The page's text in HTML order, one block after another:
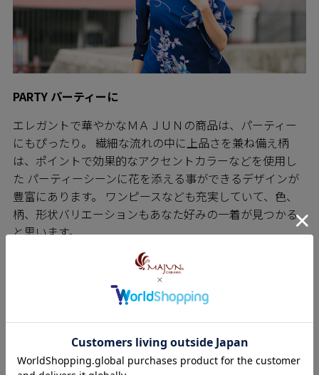
PARTY パーティーに
エレガントで華やかなＭＡＪＵＮの商品は、パーティー
にもぴったり。 繊細な流れの中に上品さを兼ね備え柄
は、ポイントで効果的なアクセントカラーなどを使用し
た パーティーシーンに花を添える事ができるデザインが
豊富にあります。 ワンピースなども充実していて、色、
柄、形状バリエーションもあなた好みの一着が見つかる
と思います。